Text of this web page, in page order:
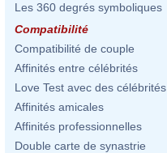
Les 360 degrés symboliques
Compatibilité
Compatibilité de couple
Affinités entre célébrités
Love Test avec des célébrités
Affinités amicales
Affinités professionnelles
Double carte de synastrie